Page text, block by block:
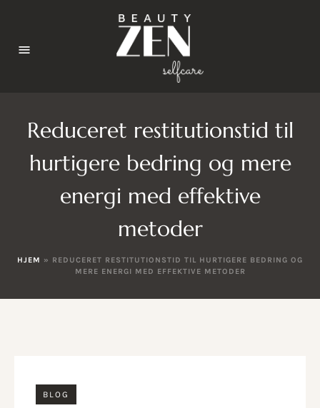
Reduceret restitutionstid til
hurtigere bedring og mere
energi med effektive
metoder
HJEM » REDUCERET RESTITUTIONSTID TIL HURTIGERE BEDRING OG
MERE ENERGI MED EFFEKTIVE METODER
BLOG